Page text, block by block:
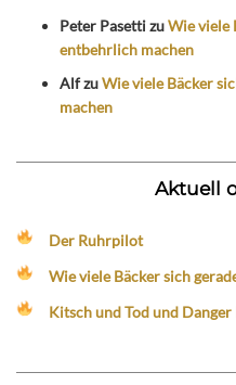
Peter PasettizuWie viele
entbehrlich machen
AlfzuWie viele Bäcker
machen
Aktuell
Der Ruhrpilot
Wie viele Bäcker sich
Kitsch und Tod und Danger